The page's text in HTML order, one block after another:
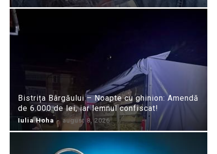
Bistrița Bârgăului – Noapte cu ghinion: Amendă
de 6.000 de lei, iar lemnul confiscat!
Iulia Hoha - august 8, 2026